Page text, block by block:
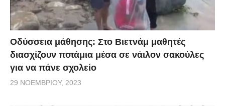
Οδύσσεια μάθησης: Στο Βιετνάμ μαθητές
διασχίζουν ποτάμια μέσα σε νάιλον σακούλες
για να πάνε σχολείο
29 ΝΟΕΜΒΡΊΟΥ, 2023